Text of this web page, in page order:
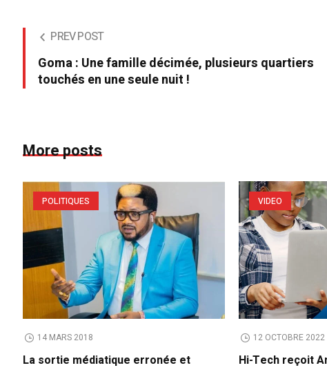
PREV POST
Goma : Une famille décimée, plusieurs quartiers
touchés en une seule nuit !
More posts
POLITIQUES
14 MARS 2018
La sortie médiatique erronée et
VIDEO
12 OCTOBRE 2022
Hi-Tech reçoit